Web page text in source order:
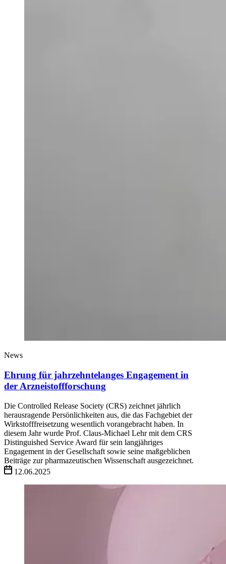
News
Ehrung für jahrzehntelanges Engagement in
der Arzneistoffforschung
Die Controlled Release Society (CRS) zeichnet jährlich
herausragende Persönlichkeiten aus, die das Fachgebiet der
Wirkstofffreisetzung wesentlich vorangebracht haben. In
diesem Jahr wurde Prof. Claus-Michael Lehr mit dem CRS
Distinguished Service Award für sein langjähriges
Engagement in der Gesellschaft sowie seine maßgeblichen
Beiträge zur pharmazeutischen Wissenschaft ausgezeichnet.
12.06.2025